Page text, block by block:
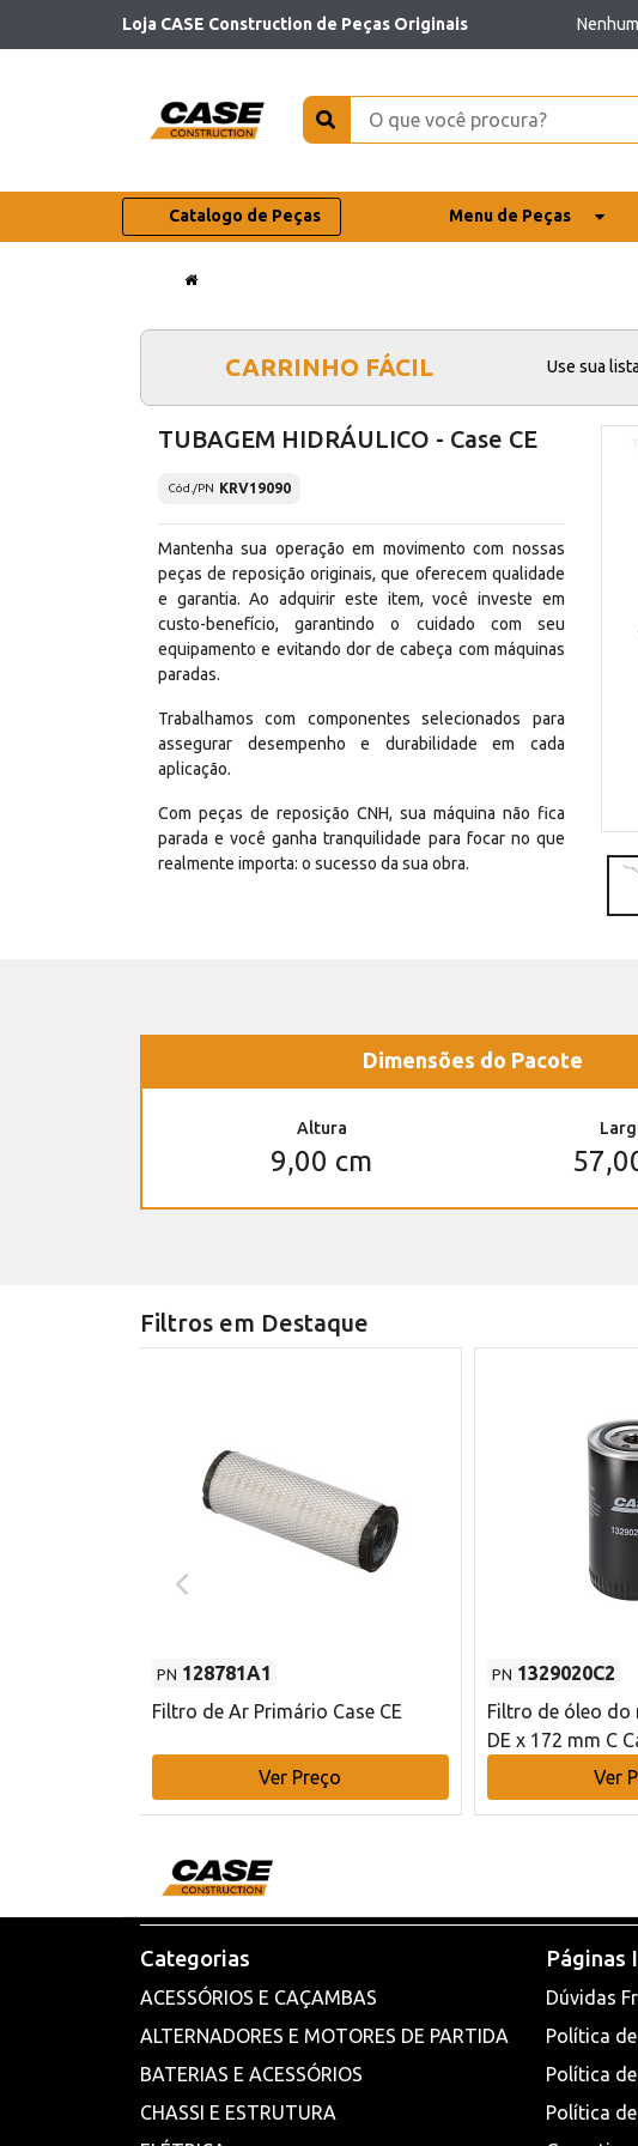
Loja CASE Construction de Peças Originais
Catalogo de Peças Menu de Peças
CARRINHO FÁCIL Use sua
TUBAGEM HIDRÁULICO - Case CE
Cód./PN KRV19090
Mantenha sua operação em movimento com nossas
peças de reposição originais, que oferecem qualidade
e garantia. Ao adquirir este item, você investe em
custo-benefício, garantindo o cuidado com seu
equipamento e evitando dor de cabeça com máquinas
paradas.
Trabalhamos com componentes selecionados para
assegurar desempenho e durabilidade em cada
aplicação.
Com peças de reposição CNH, sua máquina não fica
parada e você ganha tranquilidade para focar no que
realmente importa: o sucesso da sua obra.
Dimensões do Pacote
Altura
9,00 cm
Filtros em Destaque
PN 128781A1
Filtro de Ar Primário Case CE
Ver Preço
PN 1329020C2
Filtro de óleo
DE x 172 mm C
Ver
Categorias
ACESSÓRIOS E CAÇAMBAS
ALTERNADORES E MOTORES DE PARTIDA
BATERIAS E ACESSÓRIOS
CHASSI E ESTRUTURA
Páginas
Dúvidas
Política
Política
Política